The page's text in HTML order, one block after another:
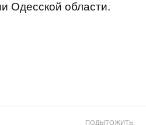
Одесской области.
ПОДЫТОЖИТЬ: